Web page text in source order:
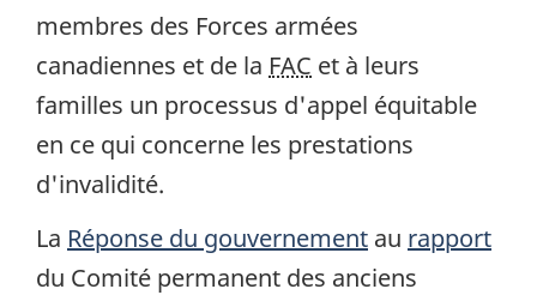
membres des Forces armées
canadiennes et de la FAC et à leurs
familles un processus d'appel équitable
en ce qui concerne les prestations
d'invalidité.
La Réponse du gouvernement au rapport
du Comité permanent des anciens